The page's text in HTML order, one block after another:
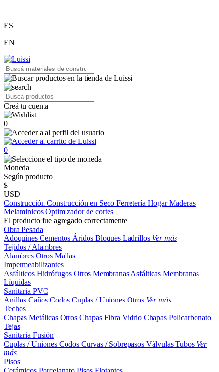
ES
EN
Creá tu cuenta
0
0
Moneda
Según producto
$
USD
Construcción Construcción en Seco Ferretería HogarMaderas
Melaminicos Optimizador de cortes
El producto fue agregado correctamente
Obra Pesada
Adoquines Cementos Áridos Bloques Ladrillos Ver más
Tejidos / Alambres
Alambres Otros Mallas
Impermeabilizantes
Asfálticos Hidrófugos Otros Membranas Asfálticas Membranas
Líquidas
Sanitaria PVC
Anillos Caños Codos Cuplas / Uniones Otros Ver más
Techos
Chapas Metálicas Otros Chapas Fibra Vidrio Chapas Policarbonato
Tejas
Sanitaria Fusión
Cuplas / Uniones Codos Curvas / Sobrepasos Válvulas Tubos Ver
más
Pisos
Cerámicos Porcelanato Pisos Flotantes